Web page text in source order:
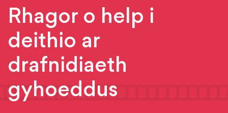
Rhagor o help i
deithio ar
drafnidiaeth
gyhoeddus